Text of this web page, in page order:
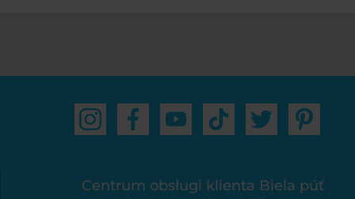
Centrum obsługi klienta Biela púť